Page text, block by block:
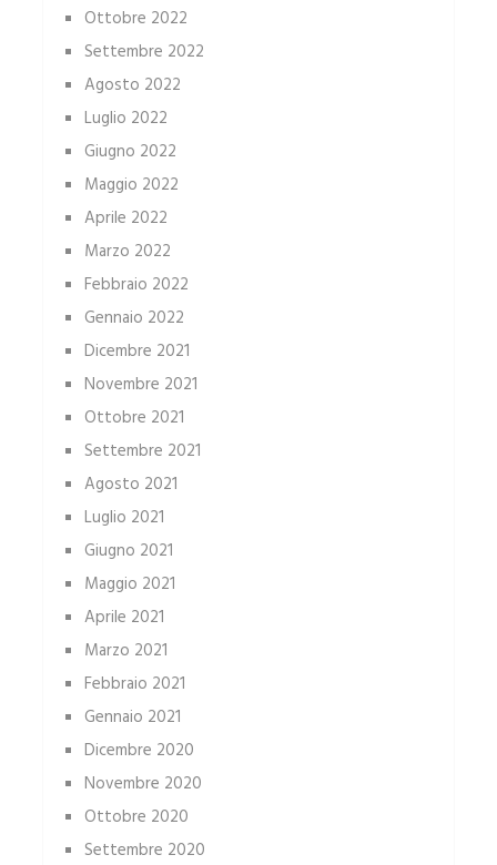
Ottobre 2022
Settembre 2022
Agosto 2022
Luglio 2022
Giugno 2022
Maggio 2022
Aprile 2022
Marzo 2022
Febbraio 2022
Gennaio 2022
Dicembre 2021
Novembre 2021
Ottobre 2021
Settembre 2021
Agosto 2021
Luglio 2021
Giugno 2021
Maggio 2021
Aprile 2021
Marzo 2021
Febbraio 2021
Gennaio 2021
Dicembre 2020
Novembre 2020
Ottobre 2020
Settembre 2020